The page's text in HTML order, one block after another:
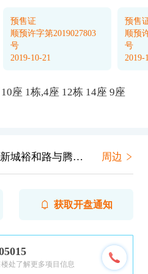
预售证
顺预许字第2019027803
号
2019-10-21
预售
顺预
号
2019-
10座 1栋,4座 12栋 14座 9座
腾冲官路交汇南行约300米（世纪莲地铁站西行） 周边
获取开盘通知
处了解更多项目信息